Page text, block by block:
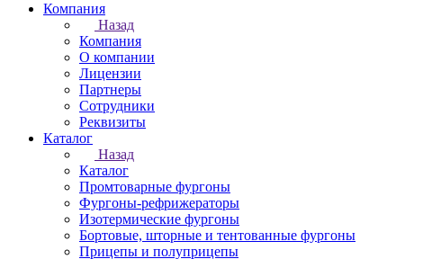
Компания
Назад
Компания
О компании
Лицензии
Партнеры
Сотрудники
Реквизиты
Каталог
Назад
Каталог
Промтоварные фургоны
Фургоны-рефрижераторы
Изотермические фургоны
Бортовые, шторные и тентованные фургоны
Прицепы и полуприцепы